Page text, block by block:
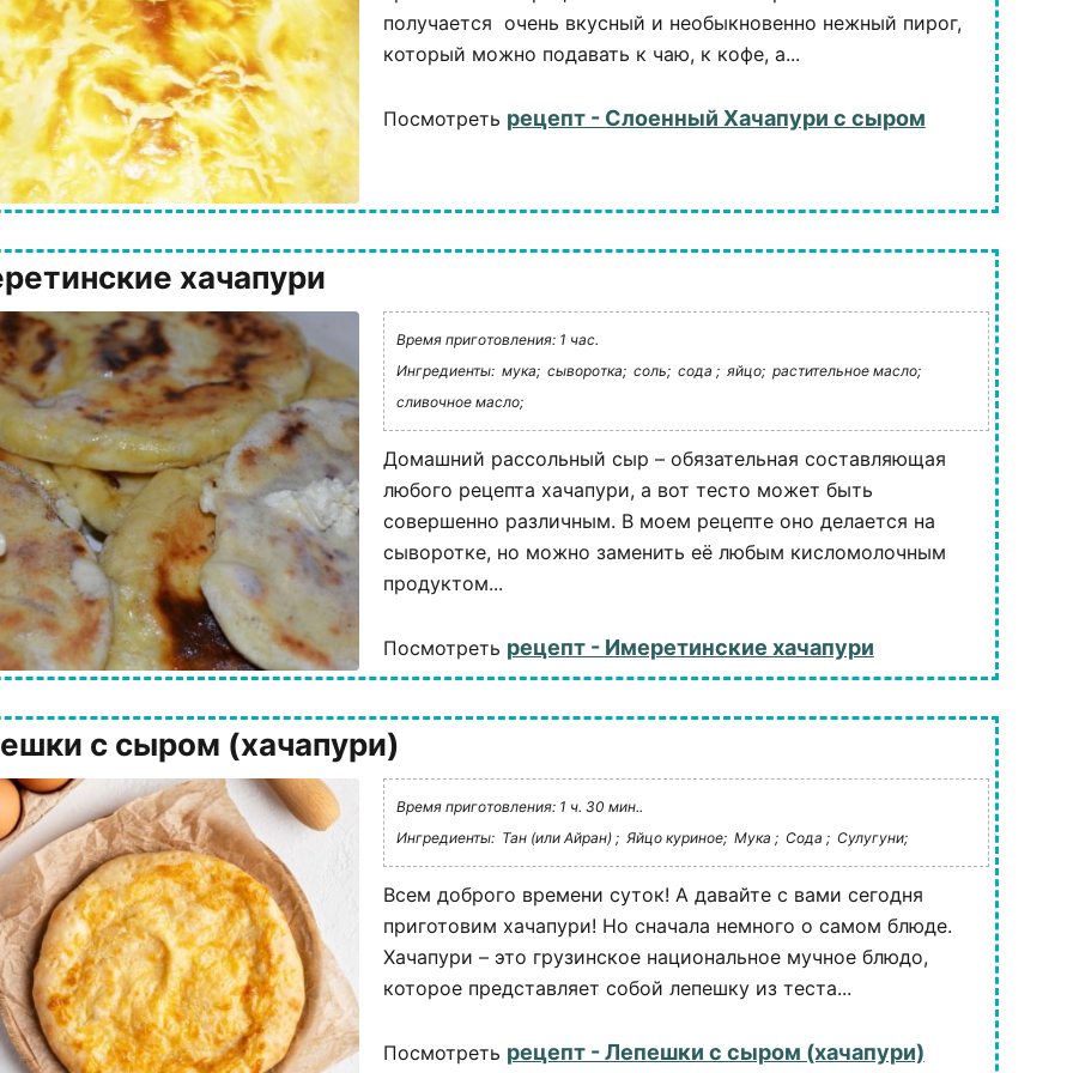
получается очень вкусный и необыкновенно нежный пирог,
который можно подавать к чаю, к кофе, а...
Посмотреть рецепт - Слоенный Хачапури с сыром
хачапури
Время приготовления: 1 час.
Ингредиенты: мука; сыворотка; соль; сода ; яйцо; растительное масло;
сливочное масло;
Домашний рассольный сыр – обязательная составляющая
любого рецепта хачапури, а вот тесто может быть
совершенно различным. В моем рецепте оно делается на
сыворотке, но можно заменить её любым кисломолочным
продуктом...
Посмотреть рецепт - Имеретинские хачапури
с сыром (хачапури)
Время приготовления: 1 ч. 30 мин..
Ингредиенты: Тан (или Айран) ; Яйцо куриное; Мука ; Сода ; Сулугуни;
Всем доброго времени суток! А давайте с вами сегодня
приготовим хачапури! Но сначала немного о самом блюде.
Хачапури – это грузинское национальное мучное блюдо,
которое представляет собой лепешку из теста...
Посмотреть рецепт - Лепешки с сыром (хачапури)